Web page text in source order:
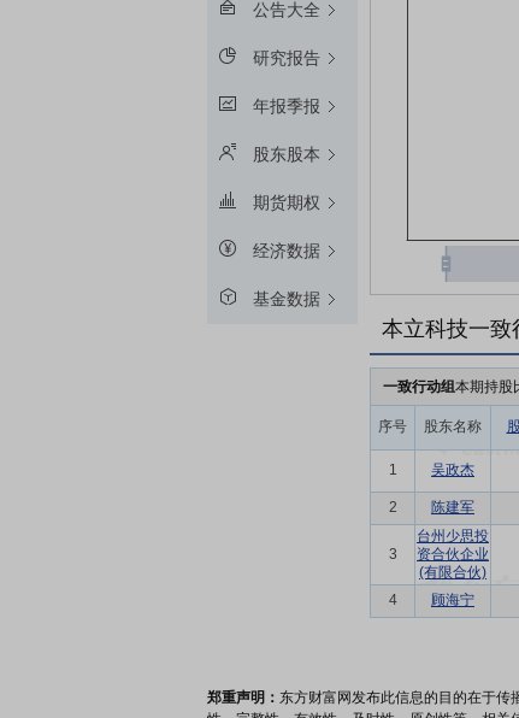
公告大全
研究报告
年报季报
股东股本
期货期权
经济数据
基金数据
本立科技一致
一致行动组本期持股
序号 股东名称
1 吴政杰
2 陈建军
3
台州少思投
资合伙企业
(有限合伙)
4 顾海宁
郑重声明： 东方财富网发布此信息的目的在于